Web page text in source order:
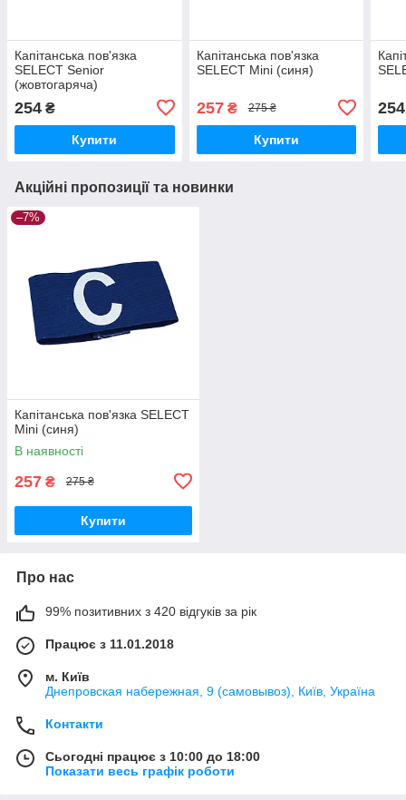
Капітанська пов'язка
SELECT Senior
(жовтогаряча)
254 ₴
Купити
Капітанська пов'язка
SELECT Mini (синя)
257₴ 275 ₴
Купити
254
Акційні пропозиції та новинки
–7%
Капітанська пов'язка SELECT
Mini (синя)
В наявності
257 ₴ 275 ₴
Купити
Про нас
99% позитивних з 420 відгуків за рік
Працює з 11.01.2018
м. Київ
Днепровская набережная, 9 (самовывоз), Київ, Україна
Контакти
Сьогодні працює з 10:00 до 18:00
Показати весь графік роботи